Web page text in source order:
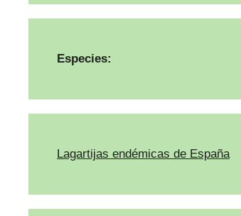
Especies:
Lagartijas endémicas de España